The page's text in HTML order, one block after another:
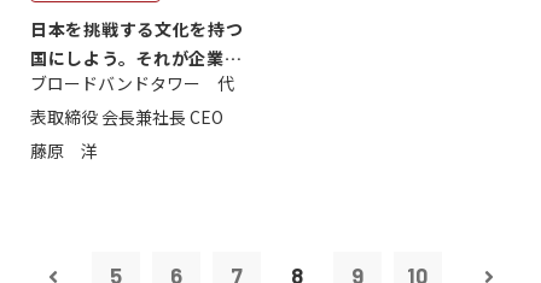
日本を挑戦する文化を持つ
国にしよう。それが企業家
のミッション...
ブロードバンドタワー 代
表取締役 会長兼社長 CEO
藤原 洋
5 6 7 8 9 10